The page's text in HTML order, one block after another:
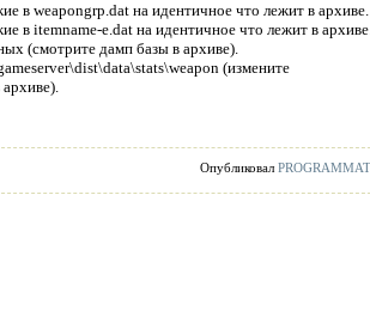
в weapongrp.dat на идентичное что лежит в архиве.
в itemname-e.dat на идентичное что лежит в
(смотрите дамп базы в архиве).
(измените
Опубликовал